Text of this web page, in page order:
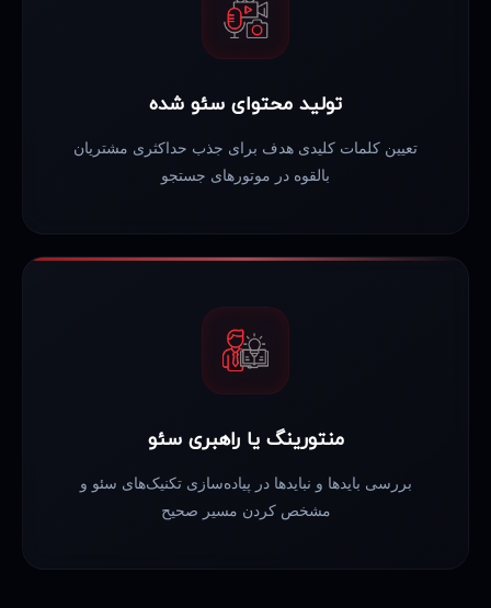
تولید محتوای سئو شده
تعیین کلمات کلیدی هدف برای جذب حداکثری مشتریان
بالقوه در موتورهای جستجو
منتورینگ یا راهبری سئو
بررسی بایدها و نبایدها در پیاده‌سازی تکنیک‌های سئو و
مشخص کردن مسیر صحیح